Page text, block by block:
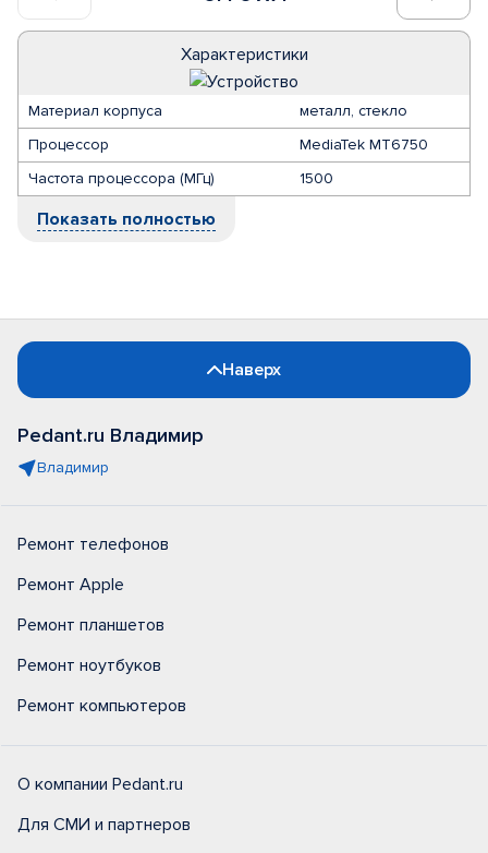
Характеристики
Материал корпуса
металл, стекло
Процессор
MediaTek MT6750
Частота процессора (МГц)
1500
Показать полностью
Наверх
Pedant.ru Владимир
Владимир
Ремонт телефонов
Ремонт Apple
Ремонт планшетов
Ремонт ноутбуков
Ремонт компьютеров
О компании Pedant.ru
Для СМИ и партнеров